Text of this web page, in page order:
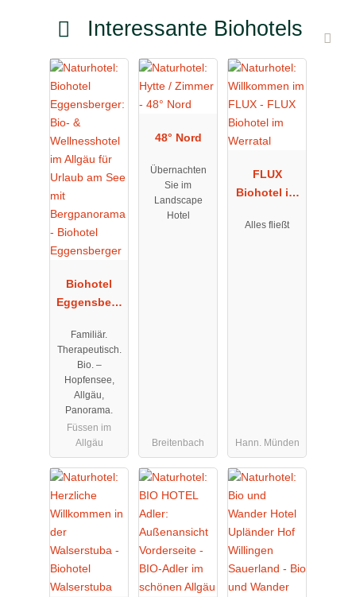
Interessante Biohotels
Biohotel
Eggensberg
Familiär.
Therapeutisch.
Bio. –
Hopfensee,
Allgäu,
Panorama.
Füssen im
Allgäu
48° Nord
Übernachten
Sie im
Landscape
Hotel
Breitenbach
FLUX
Biohotel im
Alles fließt
Hann. Münden